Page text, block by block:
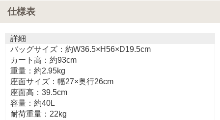
仕様表
詳細
バッグサイズ：約W36.5×H56×D19.5cm
カート高：約93cm
重量：約2.95kg
座面サイズ：幅27×奥行26cm
座面高：39.5cm
容量：約40L
耐荷重量：22kg